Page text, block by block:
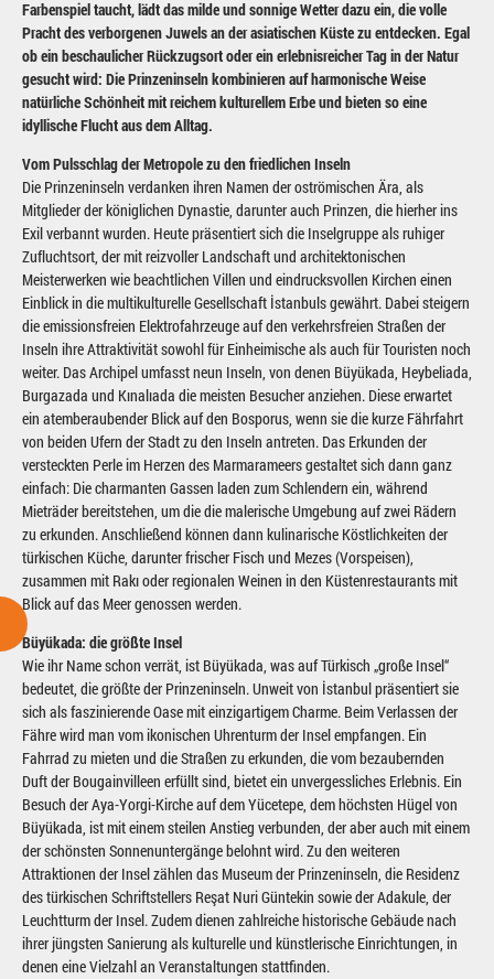
Farbenspiel taucht, lädt das milde und sonnige Wetter dazu ein, die volle
Pracht des verborgenen Juwels an der asiatischen Küste zu entdecken. Egal
ob ein beschaulicher Rückzugsort oder ein erlebnisreicher Tag in der Natur
gesucht wird: Die Prinzeninseln kombinieren auf harmonische Weise
natürliche Schönheit mit reichem kulturellem Erbe und bieten so eine
idyllische Flucht aus dem Alltag.
Vom Pulsschlag der Metropole zu den friedlichen Inseln
Die Prinzeninseln verdanken ihren Namen der oströmischen Ära, als
Mitglieder der königlichen Dynastie, darunter auch Prinzen, die hierher ins
Exil verbannt wurden. Heute präsentiert sich die Inselgruppe als ruhiger
Zufluchtsort, der mit reizvoller Landschaft und architektonischen
Meisterwerken wie beachtlichen Villen und eindrucksvollen Kirchen einen
Einblick in die multikulturelle Gesellschaft İstanbuls gewährt. Dabei steigern
die emissionsfreien Elektrofahrzeuge auf den verkehrsfreien Straßen der
Inseln ihre Attraktivität sowohl für Einheimische als auch für Touristen noch
weiter. Das Archipel umfasst neun Inseln, von denen Büyükada, Heybeliada,
Burgazada und Kınalıada die meisten Besucher anziehen. Diese erwartet
ein atemberaubender Blick auf den Bosporus, wenn sie die kurze Fährfahrt
von beiden Ufern der Stadt zu den Inseln antreten. Das Erkunden der
versteckten Perle im Herzen des Marmarameers gestaltet sich dann ganz
einfach: Die charmanten Gassen laden zum Schlendern ein, während
Mieträder bereitstehen, um die die malerische Umgebung auf zwei Rädern
zu erkunden. Anschließend können dann kulinarische Köstlichkeiten der
türkischen Küche, darunter frischer Fisch und Mezes (Vorspeisen),
zusammen mit Rakı oder regionalen Weinen in den Küstenrestaurants mit
Blick auf das Meer genossen werden.
Büyükada: die größte Insel
Wie ihr Name schon verrät, ist Büyükada, was auf Türkisch „große Insel“
bedeutet, die größte der Prinzeninseln. Unweit von İstanbul präsentiert sie
sich als faszinierende Oase mit einzigartigem Charme. Beim Verlassen der
Fähre wird man vom ikonischen Uhrenturm der Insel empfangen. Ein
Fahrrad zu mieten und die Straßen zu erkunden, die vom bezaubernden
Duft der Bougainvilleen erfüllt sind, bietet ein unvergessliches Erlebnis. Ein
Besuch der Aya-Yorgi-Kirche auf dem Yücetepe, dem höchsten Hügel von
Büyükada, ist mit einem steilen Anstieg verbunden, der aber auch mit einem
der schönsten Sonnenuntergänge belohnt wird. Zu den weiteren
Attraktionen der Insel zählen das Museum der Prinzeninseln, die Residenz
des türkischen Schriftstellers Reşat Nuri Güntekin sowie der Adakule, der
Leuchtturm der Insel. Zudem dienen zahlreiche historische Gebäude nach
ihrer jüngsten Sanierung als kulturelle und künstlerische Einrichtungen, in
denen eine Vielzahl an Veranstaltungen stattfinden.